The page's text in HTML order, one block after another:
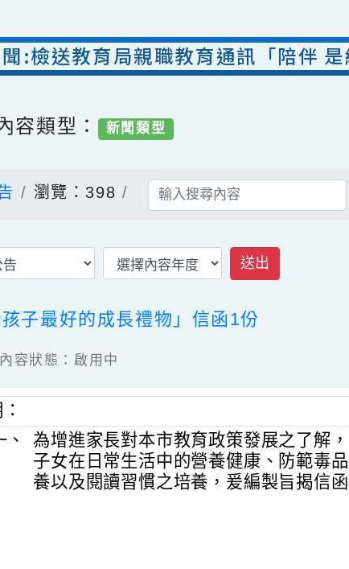
:檢送教育局親職教育通訊「陪伴
容類型： 新聞類型
瀏覽：398
送出
子最好的成長禮物」信函1份
容狀態：啟用中
、
為增進家長對本市教育政策發展之了解
子女在日常生活中的營養健康、防範毒
養以及閱讀習慣之培養，爰編製旨揭信